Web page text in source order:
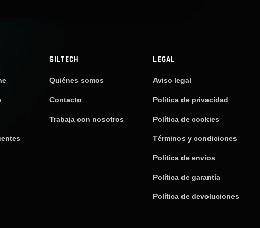
SILTECH
Quiénes somos
Contacto
Trabaja con nosotros
LEGAL
Aviso legal
Política de privacidad
Política de cookies
Términos y condiciones
Política de envíos
Política de garantía
Política de devoluciones